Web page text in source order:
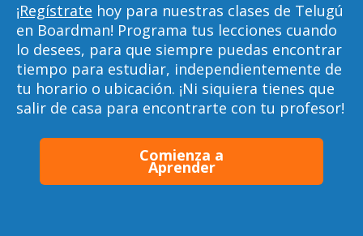
¡Regístrate hoy para nuestras clases de Telugú
en Boardman! Programa tus lecciones cuando
lo desees, para que siempre puedas encontrar
tiempo para estudiar, independientemente de
tu horario o ubicación. ¡Ni siquiera tienes que
salir de casa para encontrarte con tu profesor!
Comienza a
Aprender